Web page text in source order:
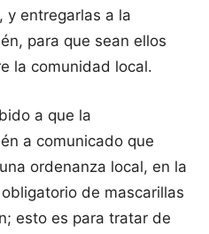
y entregarlas a la
para que sean ellos
la comunidad local.
a que la
a comunicado que
ordenanza local, en la
de mascarillas
esto es para tratar de